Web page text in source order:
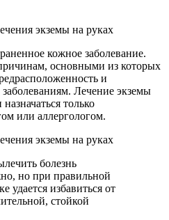
кожное заболевание.
основными из которых
и
Лечение экземы
только
или аллергологом.
болезнь
но при правильной
удается избавиться от
стойкой